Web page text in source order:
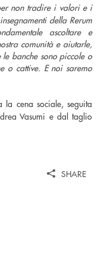
non tradire i valori e i
della Rerum
ascoltare e
comunità e aiutarle,
banche sono piccole o
o cattive. E noi saremo
la cena sociale, seguita
Vasumi e dal taglio
SHARE